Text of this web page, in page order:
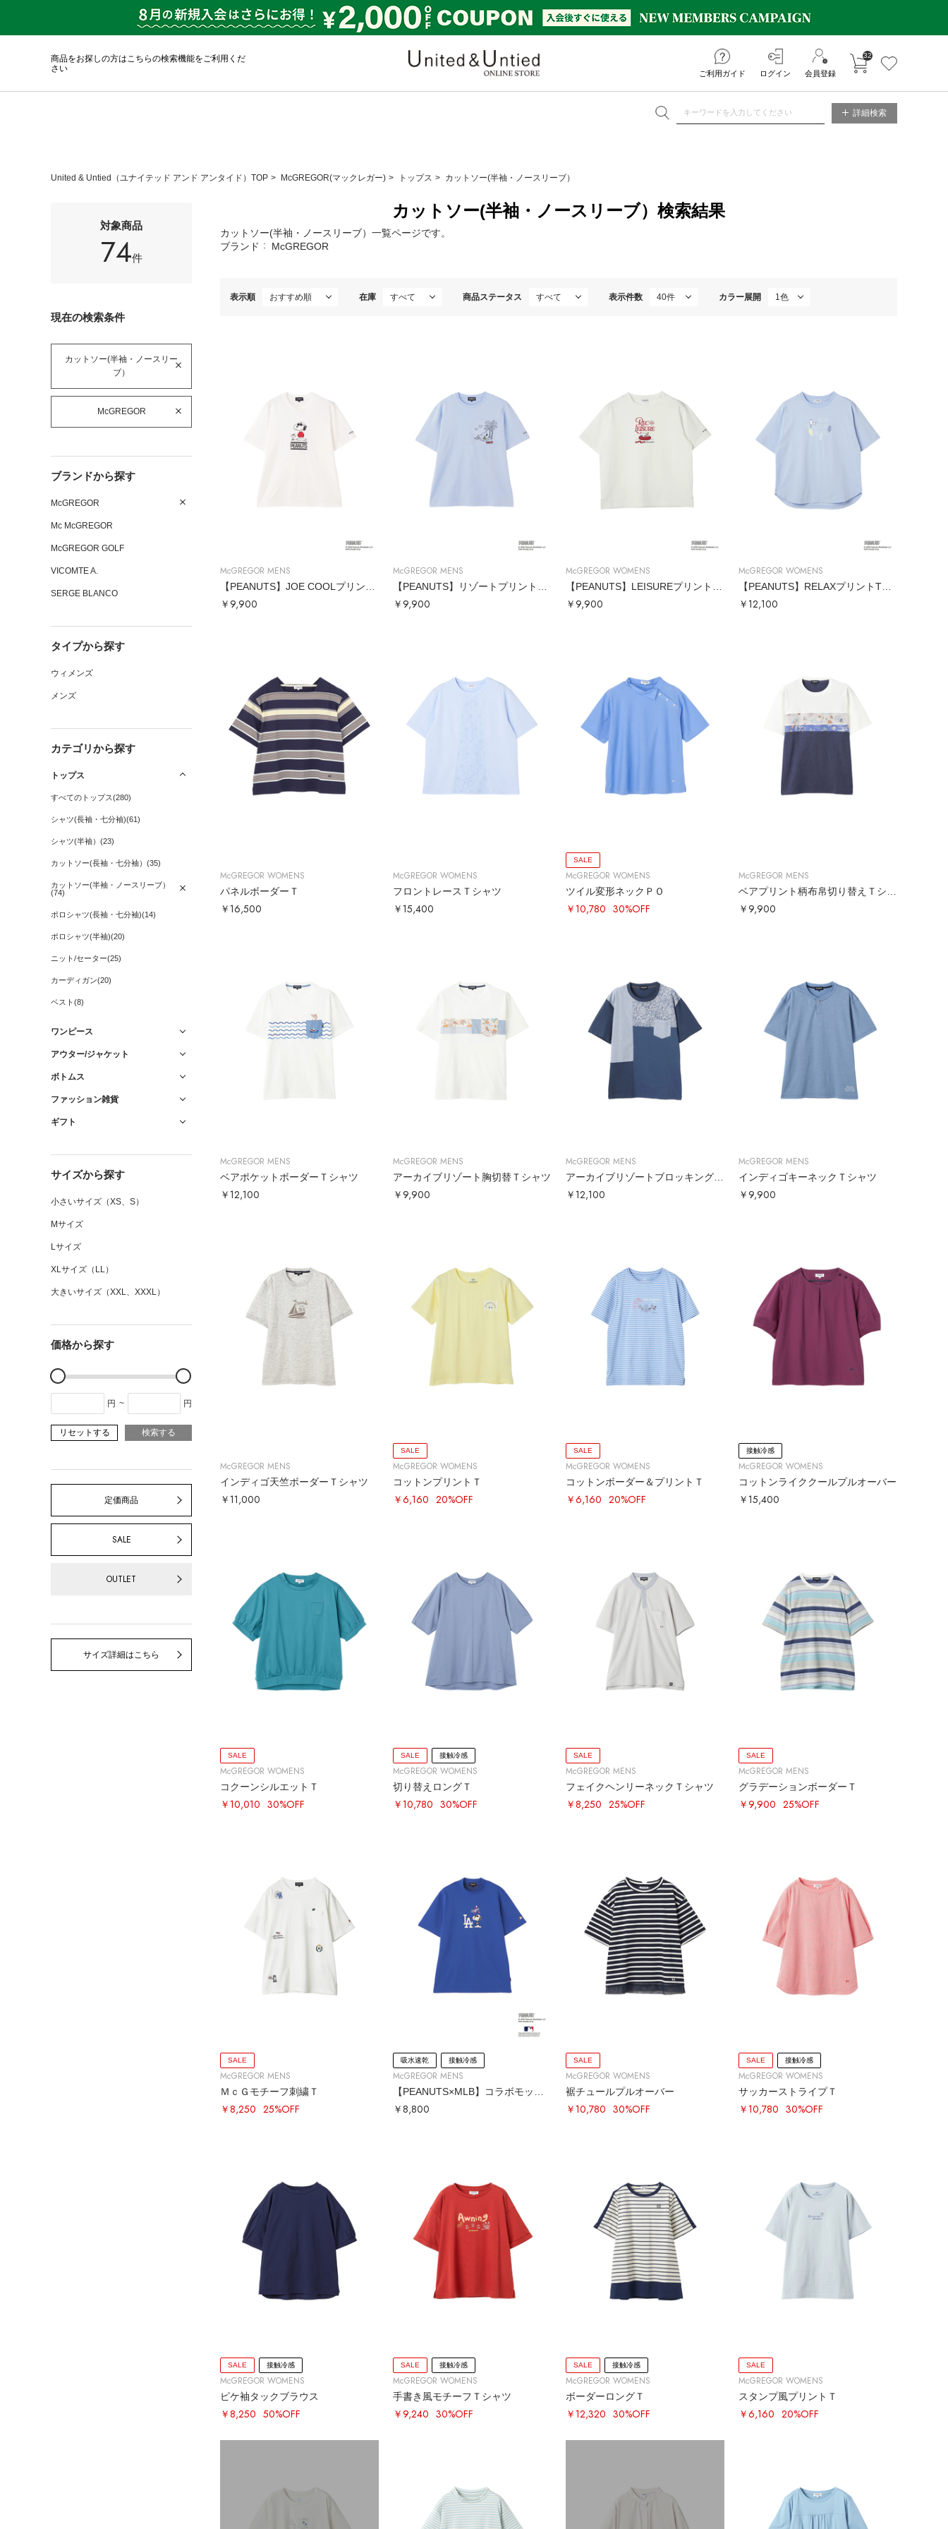
商品をお探しの方はこちらの検索機能をご利用くだ
さい
ご利用ガイド ログイン 会員登録
カートに入れる
32
詳細検索
United & Untied（ユナイテッド アンド アンタイド）TOP McGREGOR(マックレガー) トップス カットソー(半袖・ノースリーブ）
対象商品
74件
現在の検索条件
カットソー(半袖・ノースリー
ブ）
McGREGOR
ブランドから探す
McGREGOR
Mc McGREGOR
McGREGOR GOLF
VICOMTE A.
SERGE BLANCO
タイプから探す
ウィメンズ
メンズ
カテゴリから探す
トップス
すべてのトップス(280)
シャツ(長袖・七分袖)(61)
シャツ(半袖）(23)
カットソー(長袖・七分袖）(35)
カットソー(半袖・ノースリーブ）
(74)
ポロシャツ(長袖・七分袖)(14)
ポロシャツ(半袖)(20)
ニット/セーター(25)
カーディガン(20)
ベスト(8)
ワンピース
アウター/ジャケット
ボトムス
ファッション雑貨
ギフト
サイズから探す
小さいサイズ（XS、S）
Mサイズ
Lサイズ
XLサイズ（LL）
大きいサイズ（XXL、XXXL）
価格から探す
円 ~ 円
リセットする 検索する
定価商品
SALE
OUTLET
サイズ詳細はこちら
カットソー(半袖・ノースリーブ）検索結果
カットソー(半袖・ノースリーブ）一覧ページです。
ブランド
McGREGOR
表示順 在庫 商品ステータス 表示件数 カラー展開
McGREGOR MENS
￥9,900
McGREGOR MENS
￥9,900
McGREGOR WOMENS
￥9,900
McGREGOR WOMENS
￥12,100
McGREGOR WOMENS
パネルボーダーＴ
￥16,500
McGREGOR WOMENS
フロントレースＴシャツ
￥15,400
SALE
McGREGOR WOMENS
ツイル変形ネックＰＯ
￥10,780 30%OFF
McGREGOR MENS
￥9,900
McGREGOR MENS
ベアポケットボーダーＴシャツ
￥12,100
McGREGOR MENS
アーカイブリゾート胸切替Ｔシャツ
￥9,900
McGREGOR MENS
￥12,100
McGREGOR MENS
インディゴキーネックＴシャツ
￥9,900
McGREGOR MENS
インディゴ天竺ボーダーＴシャツ
￥11,000
SALE
McGREGOR WOMENS
コットンプリントＴ
￥6,160 20%OFF
SALE
McGREGOR WOMENS
コットンボーダー＆プリントＴ
￥6,160 20%OFF
接触冷感
McGREGOR WOMENS
コットンライククールプルオーバー
￥15,400
SALE
McGREGOR WOMENS
コクーンシルエットＴ
￥10,010 30%OFF
SALE 接触冷感
McGREGOR WOMENS
切り替えロングＴ
￥10,780 30%OFF
SALE
McGREGOR MENS
フェイクヘンリーネックＴシャツ
￥8,250 25%OFF
SALE
McGREGOR MENS
グラデーションボーダーＴ
￥9,900 25%OFF
SALE
McGREGOR MENS
ＭｃＧモチーフ刺繍Ｔ
￥8,250 25%OFF
吸水速乾 接触冷感
McGREGOR MENS
￥8,800
SALE
McGREGOR WOMENS
裾チュールプルオーバー
￥10,780 30%OFF
SALE 接触冷感
McGREGOR WOMENS
サッカーストライプＴ
￥10,780 30%OFF
SALE 接触冷感
McGREGOR WOMENS
ピケ袖タックブラウス
￥8,250 50%OFF
SALE 接触冷感
McGREGOR WOMENS
手書き風モチーフＴシャツ
￥9,240 30%OFF
SALE 接触冷感
McGREGOR WOMENS
ボーダーロングＴ
￥12,320 30%OFF
SALE
McGREGOR WOMENS
スタンプ風プリントＴ
￥6,160 20%OFF